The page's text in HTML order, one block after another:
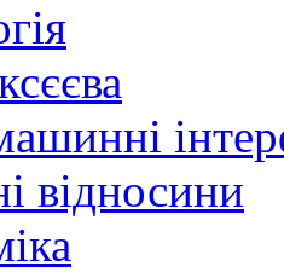
відносини